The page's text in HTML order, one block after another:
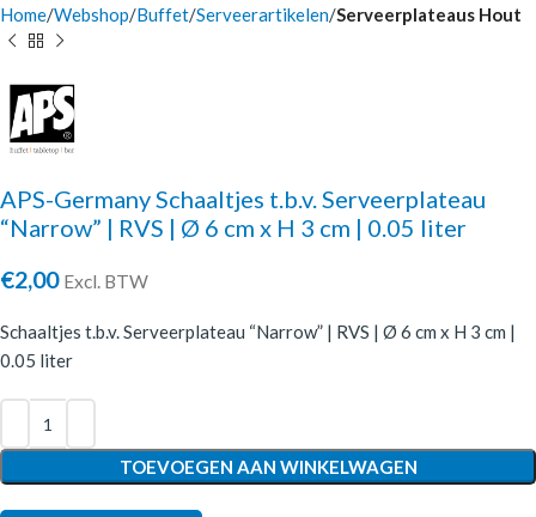
Home Webshop Buffet Serveerartikelen Serveerplateaus Hout
APS-Germany Schaaltjes t.b.v. Serveerplateau
“Narrow” | RVS | Ø 6 cm x H 3 cm | 0.05 liter
€2,00 Excl. BTW
Schaaltjes t.b.v. Serveerplateau “Narrow” | RVS | Ø 6 cm x H 3 cm |
0.05 liter
TOEVOEGEN AAN WINKELWAGEN